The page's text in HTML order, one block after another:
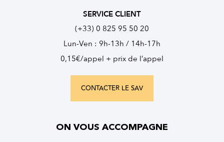
SERVICE CLIENT
(+33) 0 825 95 50 20
Lun-Ven : 9h-13h / 14h-17h
0,15€/appel + prix de l’appel
CONTACTER LE SAV
ON VOUS ACCOMPAGNE